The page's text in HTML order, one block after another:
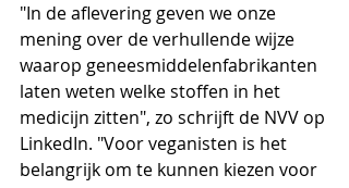
"In de aflevering geven we onze
mening over de verhullende wijze
waarop geneesmiddelenfabrikanten
laten weten welke stoffen in het
medicijn zitten", zo schrijft de NVV op
LinkedIn. "Voor veganisten is het
belangrijk om te kunnen kiezen voor